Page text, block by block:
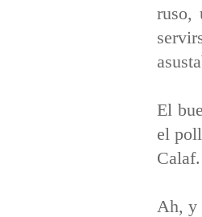
ruso,
El
el
Calaf.
Ah, y